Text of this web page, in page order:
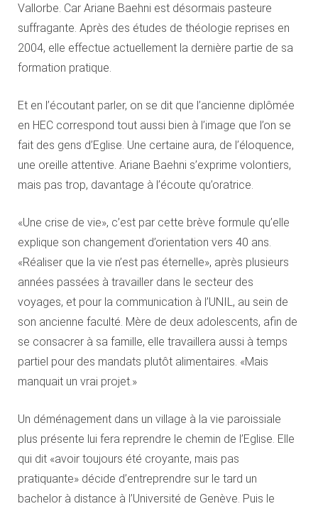
Vallorbe. Car Ariane Baehni est désormais pasteure
suffragante. Après des études de théologie reprises en
2004, elle effectue actuellement la dernière partie de sa
formation pratique.
Et en l’écoutant parler, on se dit que l’ancienne diplômée
en HEC correspond tout aussi bien à l’image que l’on se
fait des gens d’Eglise. Une certaine aura, de l’éloquence,
une oreille attentive. Ariane Baehni s’exprime volontiers,
mais pas trop, davantage à l’écoute qu’oratrice.
«Une crise de vie», c’est par cette brève formule qu’elle
explique son changement d’orientation vers 40 ans.
«Réaliser que la vie n’est pas éternelle», après plusieurs
années passées à travailler dans le secteur des
voyages, et pour la communication à l’UNIL, au sein de
son ancienne faculté. Mère de deux adolescents, afin de
se consacrer à sa famille, elle travaillera aussi à temps
partiel pour des mandats plutôt alimentaires. «Mais
manquait un vrai projet.»
Un déménagement dans un village à la vie paroissiale
plus présente lui fera reprendre le chemin de l’Eglise. Elle
qui dit «avoir toujours été croyante, mais pas
pratiquante» décide d’entreprendre sur le tard un
bachelor à distance à l’Université de Genève. Puis le